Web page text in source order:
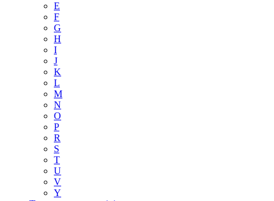
E
F
G
H
I
J
K
L
M
N
O
P
R
S
T
U
V
Y